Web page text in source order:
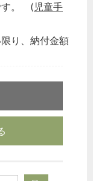
す。 ( 児童手
り、納付金額